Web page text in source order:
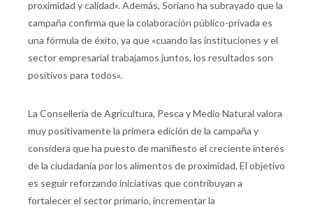
proximidad y calidad». Además, Soriano ha subrayado que la
campaña confirma que la colaboración público-privada es
una fórmula de éxito, ya que «cuando las instituciones y el
sector empresarial trabajamos juntos, los resultados son
positivos para todos».
La Conselleria de Agricultura, Pesca y Medio Natural valora
muy positivamente la primera edición de la campaña y
considera que ha puesto de manifiesto el creciente interés
de la ciudadanía por los alimentos de proximidad. El objetivo
es seguir reforzando iniciativas que contribuyan a
fortalecer el sector primario, incrementar la